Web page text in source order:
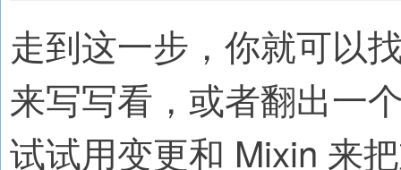
走到这一步，你就可以
来写写看，或者翻出一
试试用变更和 Mixin 来